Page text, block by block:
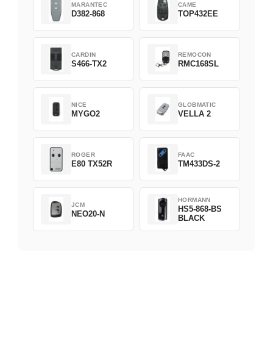
MARANTEC
D382-868
CAME
TOP432EE
CARDIN
S466-TX2
REMOCON
RMC168SL
NICE
MYGO2
GLOBMATIC
VELLA 2
ROGER
E80 TX52R
FAAC
TM433DS-2
JCM
NEO20-N
HORMANN
HS5-868-BS
BLACK